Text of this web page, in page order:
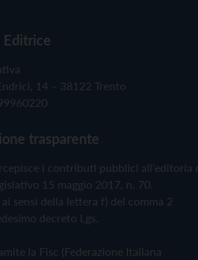
Editrice
14 – 38122 Trento
trasparente
i contributi pubblici all'editoria
15 maggio 2017, n. 70.
sensi della lettera f) del comma 2
decreto Lgs.
la Fisc (Federazione Italiana